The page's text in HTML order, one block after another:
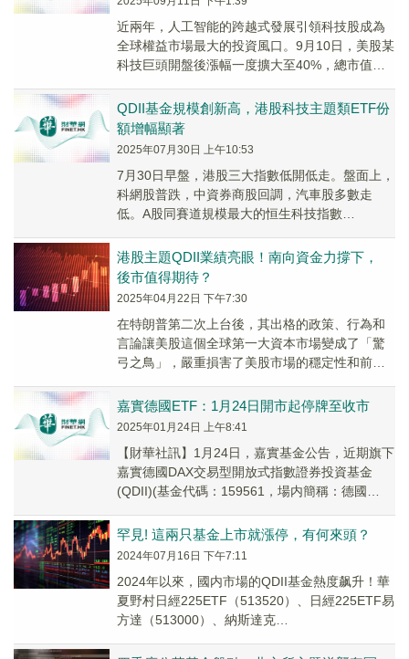
近兩年，人工智能的跨越式發展引領科技股成為
全球權益市場最大的投資風口。9月10日，美股某
科技巨頭開盤後漲幅一度擴大至40%，總市值達
QDII基金規模創新高，港股科技主題類ETF份
額增幅顯著
2025年07月30日 上午10:53
7月30日早盤，港股三大指數低開低走。盤面上，
科網股普跌，中資券商股回調，汽車股多數走
低。A股同賽道規模最大的恒生科技指數
港股主題QDII業績亮眼！南向資金力撐下，
後市值得期待？
2025年04月22日 下午7:30
在特朗普第二次上台後，其出格的政策、行為和
言論讓美股這個全球第一大資本市場變成了「驚
弓之鳥」，嚴重損害了美股市場的穩定性和前
嘉實德國ETF：1月24日開市起停牌至收市
2025年01月24日 上午8:41
【財華社訊】1月24日，嘉實基金公告，近期旗下
嘉實德國DAX交易型開放式指數證券投資基金
(QDII)(基金代碼：159561，場内簡稱：德國
罕見! 這兩只基金上市就漲停，有何來頭？
2024年07月16日 下午7:11
2024年以來，國内市場的QDII基金熱度飙升！華
夏野村日經225ETF（513520）、日經225ETF易
方達（513000）、納斯達克